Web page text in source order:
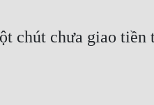
chưa giao tiền